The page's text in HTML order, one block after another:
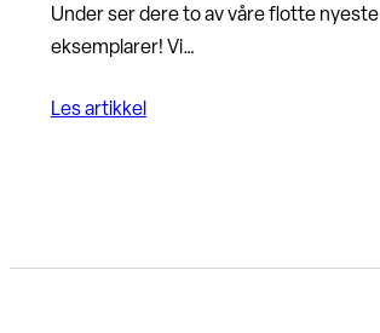
Under ser dere to av våre flotte nyeste
eksemplarer! Vi…
Les artikkel